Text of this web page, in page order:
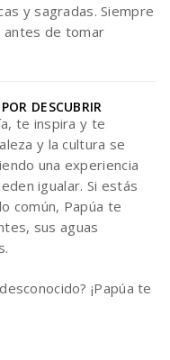
y sagradas. Siempre
de tomar
DESCUBRIR
te inspira y te
y la cultura se
una experiencia
igualar. Si estás
común, Papúa te
sus aguas
¡Papúa te